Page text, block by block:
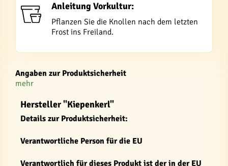
Anleitung Vorkultur:
Pflanzen Sie die Knollen nach dem letzten
Frost ins Freiland.
Angaben zur Produktsicherheit
mehr
Hersteller "Kiepenkerl"
Details zur Produktsicherheit:
Verantwortliche Person für die EU
Verantwortlich für dieses Produkt ist der in der EU